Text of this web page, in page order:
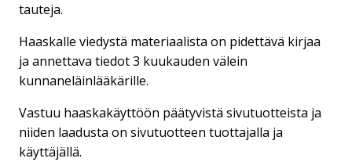
tauteja.
Haaskalle viedystä materiaalista on pidettävä kirjaa
ja annettava tiedot 3 kuukauden välein
kunnaneläinlääkärille.
Vastuu haaskakäyttöön päätyvistä sivutuotteista ja
niiden laadusta on sivutuotteen tuottajalla ja
käyttäjällä.